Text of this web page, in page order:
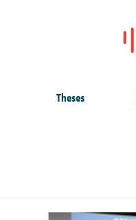
Theses